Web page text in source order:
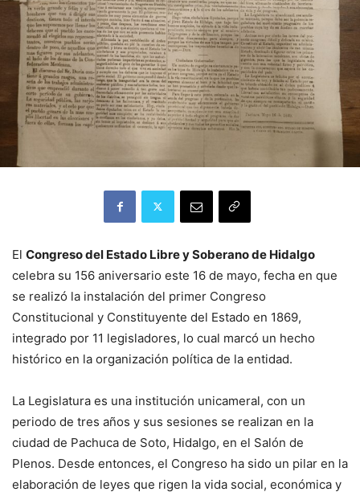
El Congreso del Estado Libre y Soberano de Hidalgo
celebra su 156 aniversario este 16 de mayo, fecha en que
se realizó la instalación del primer Congreso
Constitucional y Constituyente del Estado en 1869,
integrado por 11 legisladores, lo cual marcó un hecho
histórico en la organización política de la entidad.
La Legislatura es una institución unicameral, con un
periodo de tres años y sus sesiones se realizan en la
ciudad de Pachuca de Soto, Hidalgo, en el Salón de
Plenos. Desde entonces, el Congreso ha sido un pilar en la
elaboración de leyes que rigen la vida social, económica y